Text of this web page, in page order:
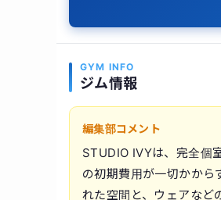
GYM INFO
ジム情報
編集部コメント
STUDIO IVYは、完全個
の初期費用が一切かから
れた空間と、ウェアなど